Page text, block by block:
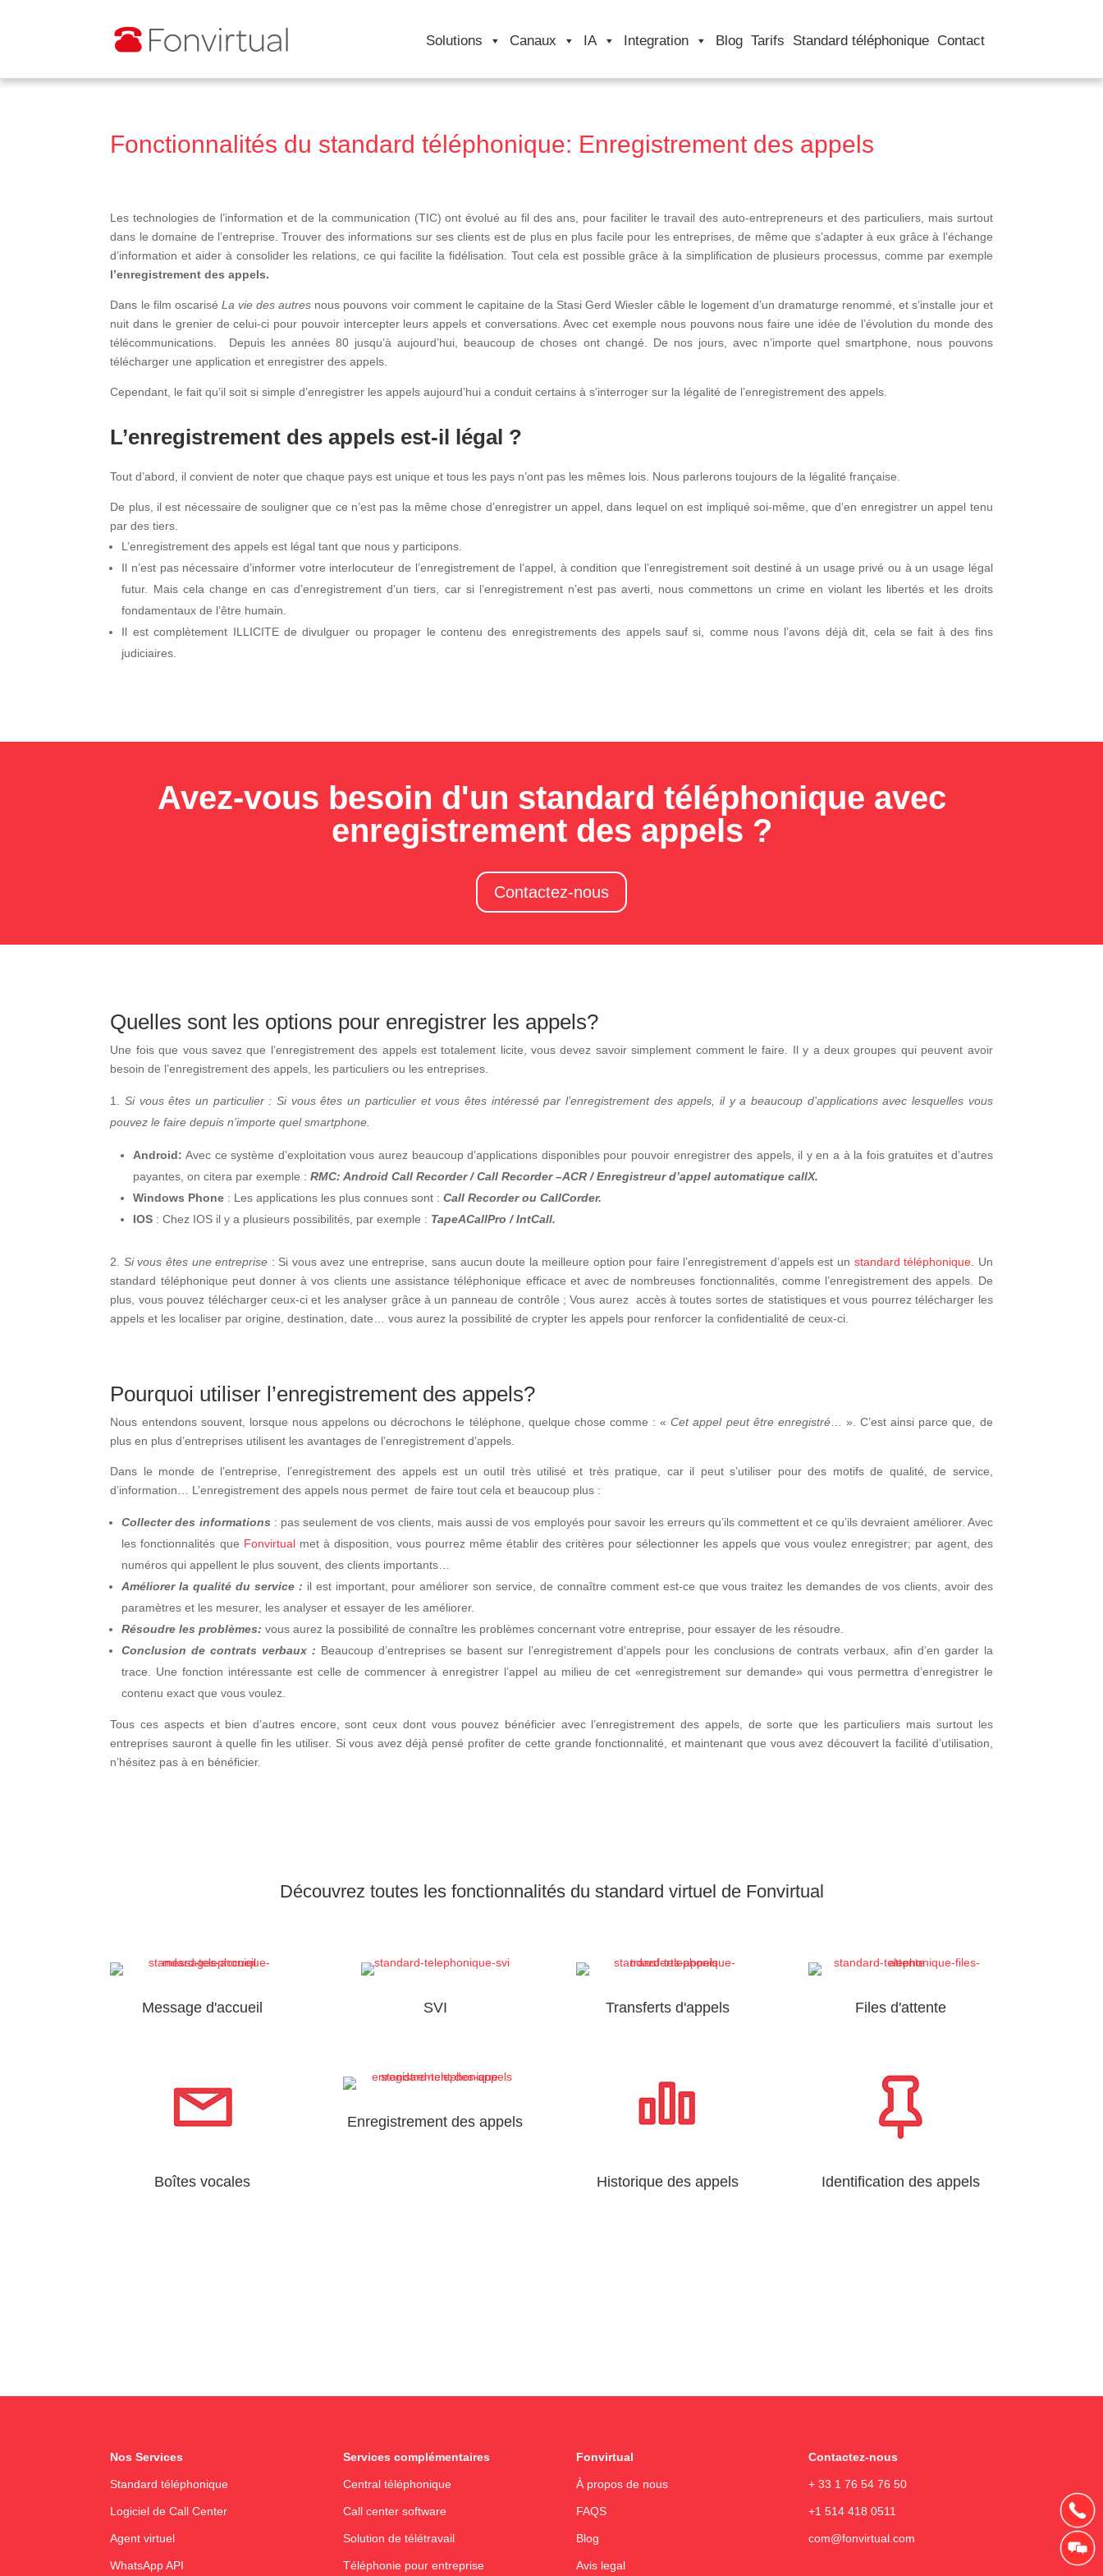
Solutions Canaux IA Integration Blog Tarifs Standard téléphonique Contact
Fonctionnalités du standard téléphonique: Enregistrement des appels
Les technologies de l’information et de la communication (TIC) ont évolué au fil des ans, pour faciliter le travail des auto-entrepreneurs et des particuliers, mais surtout
dans le domaine de l’entreprise. Trouver des informations sur ses clients est de plus en plus facile pour les entreprises, de même que s’adapter à eux grâce à l’échange
d’information et aider à consolider les relations, ce qui facilite la fidélisation. Tout cela est possible grâce à la simplification de plusieurs processus, comme par exemple
l’enregistrement des appels.
Dans le film oscarisé La vie des autres nous pouvons voir comment le capitaine de la Stasi Gerd Wiesler câble le logement d’un dramaturge renommé, et s’installe jour et
nuit dans le grenier de celui-ci pour pouvoir intercepter leurs appels et conversations. Avec cet exemple nous pouvons nous faire une idée de l’évolution du monde des
télécommunications. Depuis les années 80 jusqu’à aujourd’hui, beaucoup de choses ont changé. De nos jours, avec n’importe quel smartphone, nous pouvons
télécharger une application et enregistrer des appels.
Cependant, le fait qu’il soit si simple d’enregistrer les appels aujourd’hui a conduit certains à s’interroger sur la légalité de l’enregistrement des appels.
L’enregistrement des appels est-il légal ?
Tout d’abord, il convient de noter que chaque pays est unique et tous les pays n’ont pas les mêmes lois. Nous parlerons toujours de la légalité française.
De plus, il est nécessaire de souligner que ce n’est pas la même chose d’enregistrer un appel, dans lequel on est impliqué soi-même, que d’en enregistrer un appel tenu
par des tiers.
L’enregistrement des appels est légal tant que nous y participons.
Il n’est pas nécessaire d’informer votre interlocuteur de l’enregistrement de l’appel, à condition que l’enregistrement soit destiné à un usage privé ou à un usage légal
futur. Mais cela change en cas d’enregistrement d’un tiers, car si l’enregistrement n’est pas averti, nous commettons un crime en violant les libertés et les droits
fondamentaux de l’être humain.
Il est complètement ILLICITE de divulguer ou propager le contenu des enregistrements des appels sauf si, comme nous l’avons déjà dit, cela se fait à des fins
judiciaires.
Avez-vous besoin d'un standard téléphonique avec
enregistrement des appels ?
Contactez-nous
Quelles sont les options pour enregistrer les appels?
Une fois que vous savez que l’enregistrement des appels est totalement licite, vous devez savoir simplement comment le faire. Il y a deux groupes qui peuvent avoir
besoin de l’enregistrement des appels, les particuliers ou les entreprises.
Si vous êtes un particulier : Si vous êtes un particulier et vous êtes intéressé par l’enregistrement des appels, il y a beaucoup d’applications avec lesquelles vous
pouvez le faire depuis n’importe quel smartphone.
Android: Avec ce système d’exploitation vous aurez beaucoup d’applications disponibles pour pouvoir enregistrer des appels, il y en a à la fois gratuites et d’autres
payantes, on citera par exemple : RMC: Android Call Recorder / Call Recorder –ACR / Enregistreur d’appel automatique callX.
Windows Phone : Les applications les plus connues sont :Call Recorder ou CallCorder.
IOS : Chez IOS il y a plusieurs possibilités, par exemple : TapeACallPro / IntCall.
2. Si vous êtes une entreprise : Si vous avez une entreprise, sans aucun doute la meilleure option pour faire l’enregistrement d’appels est un standard téléphonique . Un
standard téléphonique peut donner à vos clients une assistance téléphonique efficace et avec de nombreuses fonctionnalités, comme l’enregistrement des appels. De
plus, vous pouvez télécharger ceux-ci et les analyser grâce à un panneau de contrôle ; Vous aurez accès à toutes sortes de statistiques et vous pourrez télécharger les
appels et les localiser par origine, destination, date… vous aurez la possibilité de crypter les appels pour renforcer la confidentialité de ceux-ci.
Pourquoi utiliser l’enregistrement des appels?
Nous entendons souvent, lorsque nous appelons ou décrochons le téléphone, quelque chose comme : « Cet appel peut être enregistré… ». C’est ainsi parce que, de
plus en plus d’entreprises utilisent les avantages de l’enregistrement d’appels.
Dans le monde de l’entreprise, l’enregistrement des appels est un outil très utilisé et très pratique, car il peut s’utiliser pour des motifs de qualité, de service,
d’information… L’enregistrement des appels nous permet de faire tout cela et beaucoup plus :
Collecter des informations : pas seulement de vos clients, mais aussi de vos employés pour savoir les erreurs qu’ils commettent et ce qu’ils devraient améliorer. Avec
les fonctionnalités que Fonvirtualmet à disposition, vous pourrez même établir des critères pour sélectionner les appels que vous voulez enregistrer; par agent, des
numéros qui appellent le plus souvent, des clients importants…
Améliorer la qualité du service : il est important, pour améliorer son service, de connaître comment est-ce que vous traitez les demandes de vos clients, avoir des
paramètres et les mesurer, les analyser et essayer de les améliorer.
Résoudre les problèmes:vous aurez la possibilité de connaître les problèmes concernant votre entreprise, pour essayer de les résoudre.
Conclusion de contrats verbaux : Beaucoup d’entreprises se basent sur l’enregistrement d’appels pour les conclusions de contrats verbaux, afin d’en garder la
trace. Une fonction intéressante est celle de commencer à enregistrer l’appel au milieu de cet «enregistrement sur demande» qui vous permettra d’enregistrer le
contenu exact que vous voulez.
Tous ces aspects et bien d’autres encore, sont ceux dont vous pouvez bénéficier avec l’enregistrement des appels, de sorte que les particuliers mais surtout les
entreprises sauront à quelle fin les utiliser. Si vous avez déjà pensé profiter de cette grande fonctionnalité, et maintenant que vous avez découvert la facilité d’utilisation,
n’hésitez pas à en bénéficier.
Découvrez toutes les fonctionnalités du standard virtuel de Fonvirtual
Message d'accueil SVI Transferts d'appels Files d'attente
Boîtes vocales
Enregistrement des appels
Historique des appels Identification des appels
Nos Services
Standard téléphonique
Logiciel de Call Center
Agent virtuel
WhatsApp API
Services complémentaires
Central téléphonique
Call center software
Solution de télétravail
Téléphonie pour entreprise
Fonvirtual
À propos de nous
FAQS
Blog
Avis legal
Contactez-nous
+ 33 1 76 54 76 50
+1 514 418 0511
com@fonvirtual.com